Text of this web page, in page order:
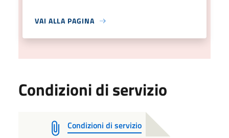
VAI ALLA PAGINA
Condizioni di servizio
Condizioni di servizio